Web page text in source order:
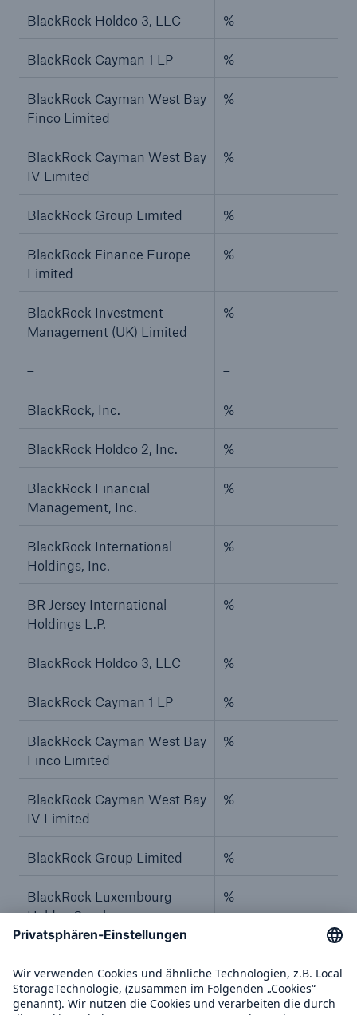
BlackRock Holdco 3, LLC %
BlackRock Cayman 1 LP %
BlackRock Cayman West Bay
Finco Limited
%
BlackRock Cayman West Bay
IV Limited
%
BlackRock Group Limited %
BlackRock Finance Europe
Limited
%
BlackRock Investment
Management (UK) Limited
%
– –
BlackRock, Inc. %
BlackRock Holdco 2, Inc. %
BlackRock Financial
Management, Inc.
%
BlackRock International
Holdings, Inc.
%
BR Jersey International
Holdings L.P.
%
BlackRock Holdco 3, LLC %
BlackRock Cayman 1 LP %
BlackRock Cayman West Bay
Finco Limited
%
BlackRock Cayman West Bay
IV Limited
%
BlackRock Group Limited %
BlackRock Luxembourg
Holdco S.a.r.l.
%
Management Ireland
Holdings Limited